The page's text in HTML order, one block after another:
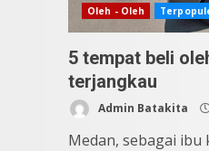
Oleh - Oleh
5 tempat beli
terjangkau
Admin Batakita
Medan, sebagai ibu